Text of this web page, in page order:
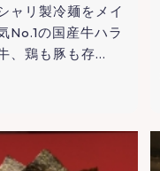
ャリ製冷麺をメイ
No.1の国産牛ハラ
、鶏も豚も存…